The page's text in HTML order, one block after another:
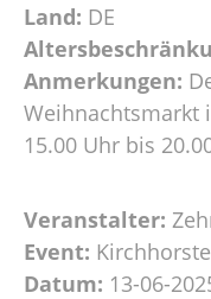
Land: DE
Anmerkungen:
Weihnachtsmarkt
15.00 Uhr bis
Veranstalter:
Event:
Datum: 13-06-